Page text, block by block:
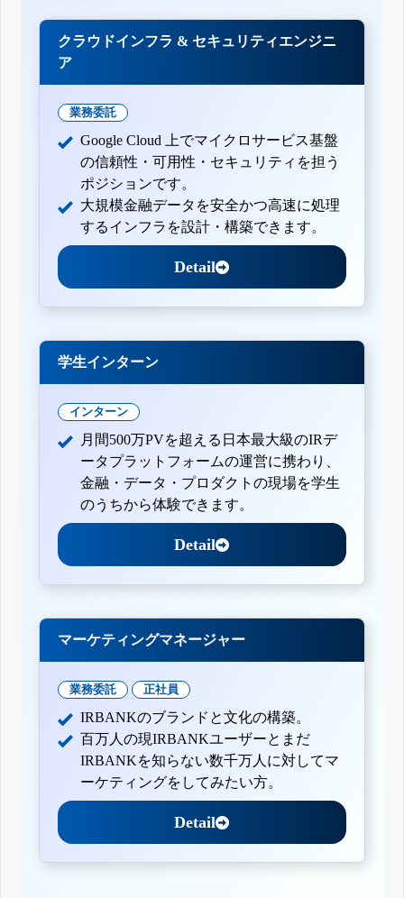
クラウドインフラ & セキュリティエンジニ
ア
業務委託
Google Cloud 上でマイクロサービス基盤
の信頼性・可用性・セキュリティを担う
ポジションです。
大規模金融データを安全かつ高速に処理
するインフラを設計・構築できます。
Detail
学生インターン
インターン
月間500万PVを超える日本最大級のIRデ
ータプラットフォームの運営に携わり、
金融・データ・プロダクトの現場を学生
のうちから体験できます。
Detail
マーケティングマネージャー
業務委託 正社員
IRBANKのブランドと文化の構築。
百万人の現IRBANKユーザーとまだ
IRBANKを知らない数千万人に対してマ
ーケティングをしてみたい方。
Detail